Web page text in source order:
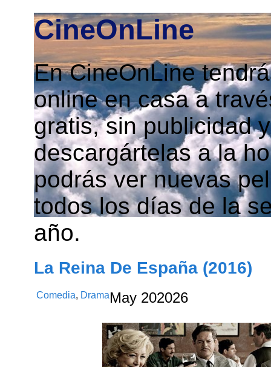
CineOnLine
En CineOnLine
online en casa a
gratis, sin publicidad
descargártelas a la
podrás ver nuevas
todos los días de la
año.
La Reina De España (2016)
Comedia, DramaMay 202026